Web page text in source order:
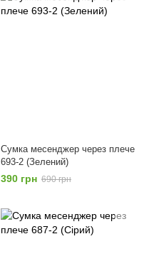
Сумка месенджер через плече
693-2 (Зелений)
390 грн 690 грн